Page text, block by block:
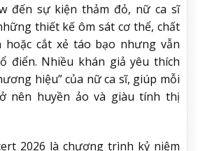
đến sự kiện thảm đỏ, nữ ca sĩ
thiết kế ôm sát cơ thể, chất
hoặc cắt xẻ táo bạo nhưng vẫn
điển. Nhiều khán giả yêu thích
hiệu” của nữ ca sĩ, giúp mỗi
nên huyền ảo và giàu tính thị
2026 là chương trình kỷ niệm